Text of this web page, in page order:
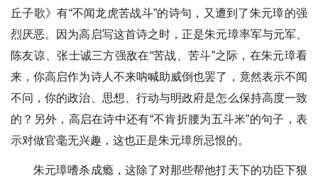
丘子歌》有“不闻龙虎苦战斗”的诗句，又遭到了朱元璋的强
烈厌恶。因为高启写这首诗之时，正是朱元璋率军与元军、
陈友谅、张士诚三方强敌在“苦战、苦斗”之际，在朱元璋看
来，你高启作为诗人不来呐喊助威倒也罢了，竟然表示不闻
不问，你的政治、思想、行动与明政府是怎么保持高度一致
的？另外，高启在诗中还有“不肯折腰为五斗米”的句子，表
示对做官毫无兴趣，这也正是朱元璋所忌恨的。
朱元璋嗜杀成瘾，这除了对那些帮他打天下的功臣下狠